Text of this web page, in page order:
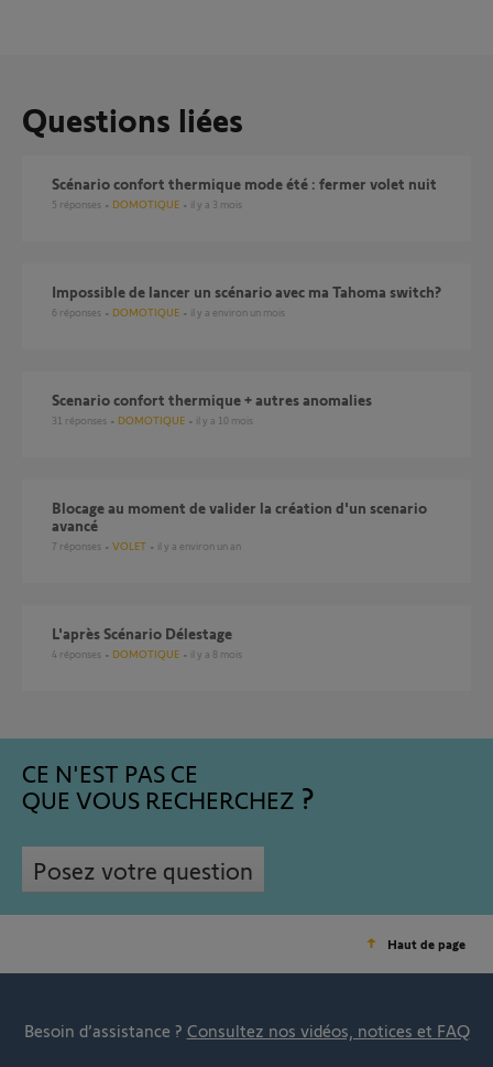
Questions liées
Scénario confort thermique mode été : fermer volet nuit
5 réponses DOMOTIQUE il y a 3 mois
Impossible de lancer un scénario avec ma Tahoma switch?
6 réponses DOMOTIQUE il y a environ un mois
scenario confort thermique + autres anomalies
31 réponses DOMOTIQUE il y a 10 mois
Blocage au moment de valider la création d'un scenario
avancé
7 réponses VOLET il y a environ un an
L'après Scénario Délestage
4 réponses DOMOTIQUE il y a 8 mois
CE N'EST PAS CE
QUE VOUS RECHERCHEZ
Posez votre question
Haut de page
Besoin d’assistance ? Consultez nos vidéos, notices et FAQ